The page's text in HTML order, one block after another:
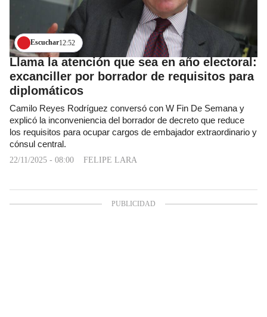
Escuchar12:52
Llama la atención que sea en año electoral:
excanciller por borrador de requisitos para
diplomáticos
Camilo Reyes Rodríguez conversó con W Fin De Semana y
explicó la inconveniencia del borrador de decreto que reduce
los requisitos para ocupar cargos de embajador extraordinario y
cónsul central.
22/11/2025 - 08:00 FELIPE LARA